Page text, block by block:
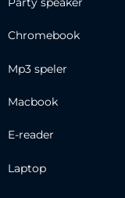
Chromebook
Mp3 speler
Macbook
E-reader
Laptop